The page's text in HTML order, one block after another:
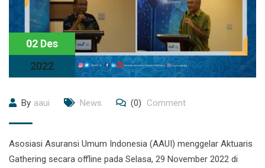
02 Des
2022
By aaui News (0) Comment
Asosiasi Asuransi Umum Indonesia (AAUI) menggelar Aktuaris
Gathering secara offline pada Selasa, 29 November 2022 di